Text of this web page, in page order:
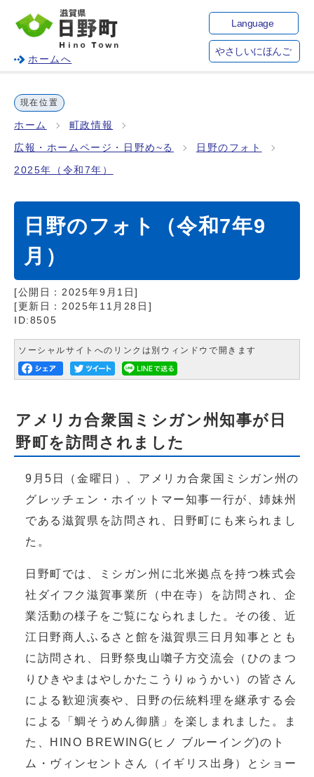
ホームへ
Language
やさしいにほんご
現在位置
ホーム 町政情報
広報・ホームページ・日野め~る 日野のフォト
2025年（令和7年）
日野のフォト（令和7年9
月）
[公開日： 2025年9月1日]
[更新日： 2025年11月28日 ]
ID:8505
ソーシャルサイトへのリンクは別ウィンドウで開きます
アメリカ合衆国ミシガン州知事が日
野町を訪問されました
9月5日（金曜日）、アメリカ合衆国ミシガン州の
グレッチェン・ホイットマー知事一行が、姉妹州
である滋賀県を訪問され、日野町にも来られまし
た。
日野町では、ミシガン州に北米拠点を持つ株式会
社ダイフク滋賀事業所（中在寺）を訪問され、企
業活動の様子をご覧になられました。その後、近
江日野商人ふるさと館を滋賀県三日月知事ととも
に訪問され、日野祭曳山囃子方交流会（ひのまつ
りひきやまはやしかたこうりゅうかい）の皆さん
による歓迎演奏や、日野の伝統料理を継承する会
による「鯛そうめん御膳」を楽しまれました。ま
た、HINO BREWING(ヒノ ブルーイング)のト
ム・ヴィンセントさん（イギリス出身）とショー